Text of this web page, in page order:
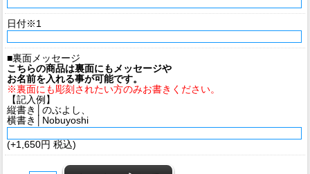
日付※1
■裏面メッセージ
こちらの商品は裏面にもメッセージや
お名前を入れる事が可能です。
※裏面にも彫刻されたい方のみお書きください。
【記入例】
縦書き│のぶよし、
横書き│Nobuyoshi
(+1,650円 税込)